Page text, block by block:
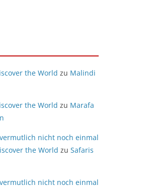
the World zu Malindi
the World zu Marafa
nicht noch einmal
the World zu Safaris
nicht noch einmal